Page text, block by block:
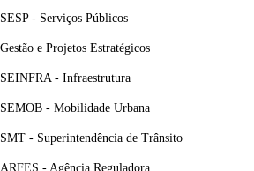
SESP - Serviços Públicos
Gestão e Projetos Estratégicos
SEINFRA - Infraestrutura
SEMOB - Mobilidade Urbana
SMT - Superintendência de Trânsito
ARFES - Agência Reguladora